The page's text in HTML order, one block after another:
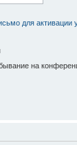
для активации
на